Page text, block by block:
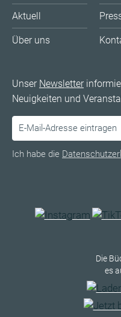
Aktuell
Über uns
Unser Newsletter
Neuigkeiten und
Ich habe die
Die
es